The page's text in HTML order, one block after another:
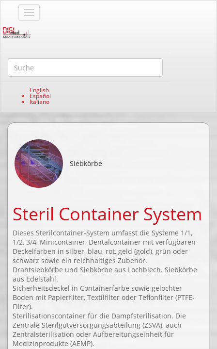
English
Español
Italiano
Siebkörbe
Steril Container System
Dieses Sterilcontainer-System umfasst die Systeme 1/1,
1/2, 3/4, Minicontainer, Dentalcontainer mit verfügbaren
Deckelfarben in silber, blau, rot, geld (gold), grün oder
schwarz sowie ein reichhaltiges Zubehör.
Drahtsiebkörbe und Siebkörbe aus Lochblech. Siebkörbe
aus Edelstahl.
Sicherheitsdeckel in Containerfarbe sowie gelochter
Boden mit Papierfilter, Textilfilter oder Teflonfilter (PTFE-
Filter).
Sterilisationscontainer für die Dampfsterilisation. Die
Zentrale Sterilgutversorgungsabteilung (ZSVA), auch
Zentralsterilisation oder Aufbereitungseinheit für
Medizinprodukte (AEMP).